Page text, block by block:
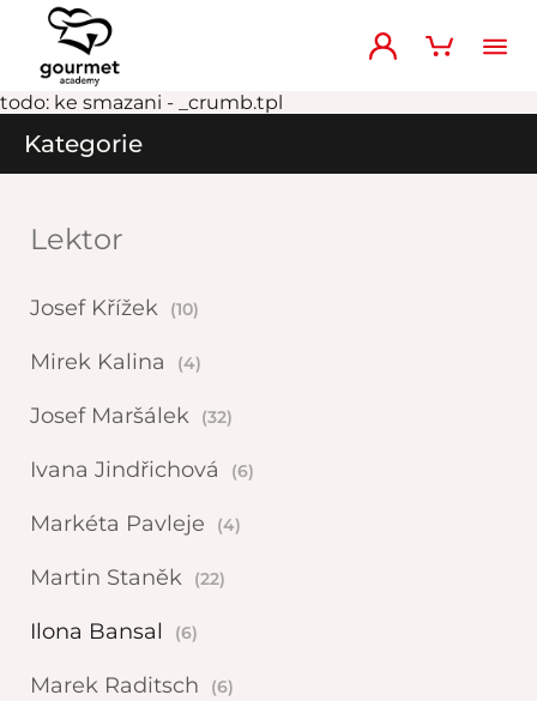
todo: ke smazani - _crumb.tpl
Kategorie
Lektor
Josef Křížek (10)
Mirek Kalina (4)
Josef Maršálek (32)
Ivana Jindřichová (6)
Markéta Pavleje (4)
Martin Staněk (22)
Ilona Bansal (6)
Marek Raditsch (6)